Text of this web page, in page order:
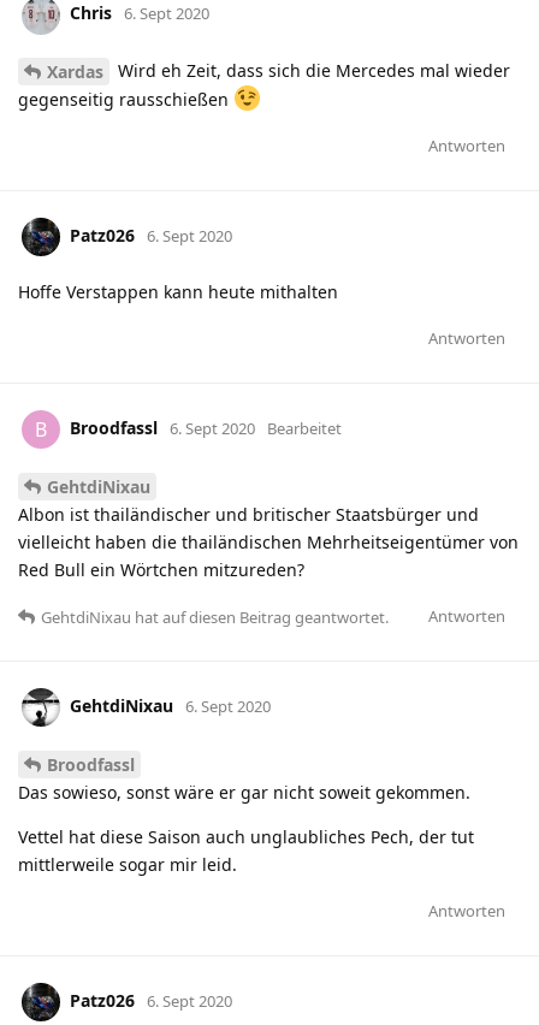
Chris 6. Sept 2020
Xardas
Wird eh Zeit, dass sich die Mercedes mal wieder
gegenseitig rausschießen
Antworten
Patz026 6. Sept 2020
Hoffe Verstappen kann heute mithalten
Antworten
B Broodfassl 6. Sept 2020 Bearbeitet
GehtdiNixau
Albon ist thailändischer und britischer Staatsbürger und
vielleicht haben die thailändischen Mehrheitseigentümer von
Red Bull ein Wörtchen mitzureden?
Antworten
GehtdiNixau hatauf diesen Beitrag geantwortet.
GehtdiNixau 6. Sept 2020
Broodfassl
Das sowieso, sonst wäre er gar nicht soweit gekommen.
Vettel hat diese Saison auch unglaubliches Pech, der tut
mittlerweile sogar mir leid.
Antworten
Patz026 6. Sept 2020